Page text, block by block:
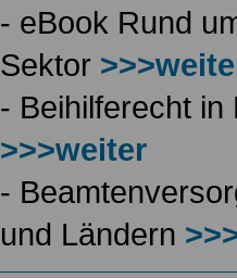
- eBook Rund
Sektor
- Beihilferecht
>>>weiter
-
und Ländern